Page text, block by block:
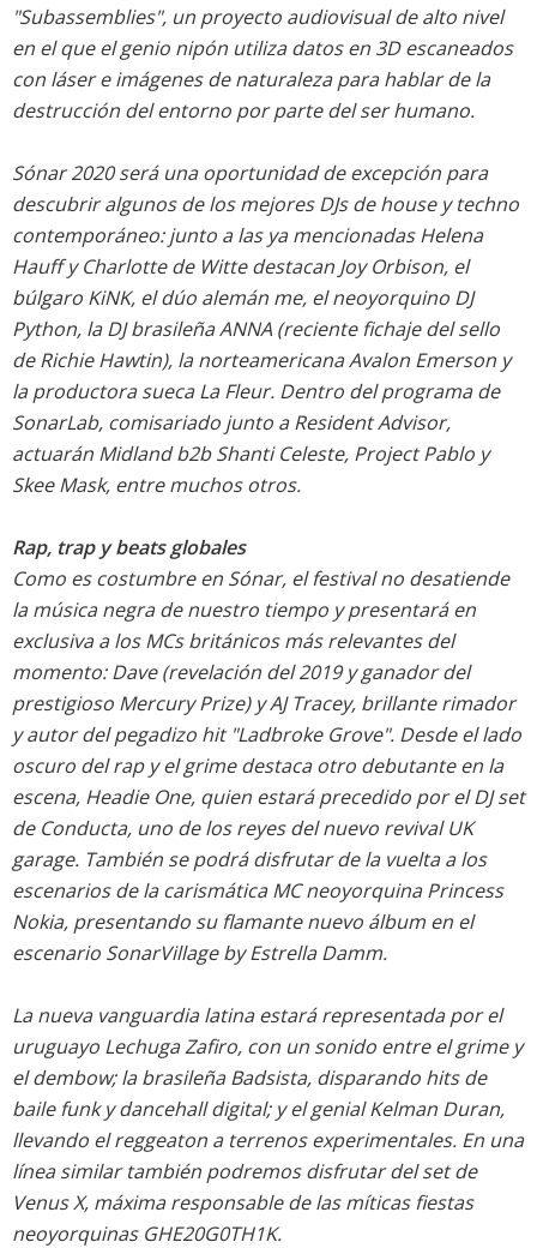
"Subassemblies", un proyecto audiovisual de alto nivel
en el que el genio nipón utiliza datos en 3D escaneados
con láser e imágenes de naturaleza para hablar de la
destrucción del entorno por parte del ser humano.
Sónar 2020 será una oportunidad de excepción para
descubrir algunos de los mejores DJs de house y techno
contemporáneo: junto a las ya mencionadas Helena
Hauff y Charlotte de Witte destacan Joy Orbison, el
búlgaro KiNK, el dúo alemán me, el neoyorquino DJ
Python, la DJ brasileña ANNA (reciente fichaje del sello
de Richie Hawtin), la norteamericana Avalon Emerson y
la productora sueca La Fleur. Dentro del programa de
SonarLab, comisariado junto a Resident Advisor,
actuarán Midland b2b Shanti Celeste, Project Pablo y
Skee Mask, entre muchos otros.
Rap, trap y beats globales
Como es costumbre en Sónar, el festival no desatiende
la música negra de nuestro tiempo y presentará en
exclusiva a los MCs británicos más relevantes del
momento: Dave (revelación del 2019 y ganador del
prestigioso Mercury Prize) y AJ Tracey, brillante rimador
y autor del pegadizo hit "Ladbroke Grove". Desde el lado
oscuro del rap y el grime destaca otro debutante en la
escena, Headie One, quien estará precedido por el DJ set
de Conducta, uno de los reyes del nuevo revival UK
garage. También se podrá disfrutar de la vuelta a los
escenarios de la carismática MC neoyorquina Princess
Nokia, presentando su flamante nuevo álbum en el
escenario SonarVillage by Estrella Damm.
La nueva vanguardia latina estará representada por el
uruguayo Lechuga Zafiro, con un sonido entre el grime y
el dembow; la brasileña Badsista, disparando hits de
baile funk y dancehall digital; y el genial Kelman Duran,
llevando el reggeaton a terrenos experimentales. En una
línea similar también podremos disfrutar del set de
Venus X, máxima responsable de las míticas fiestas
neoyorquinas GHE20G0TH1K.